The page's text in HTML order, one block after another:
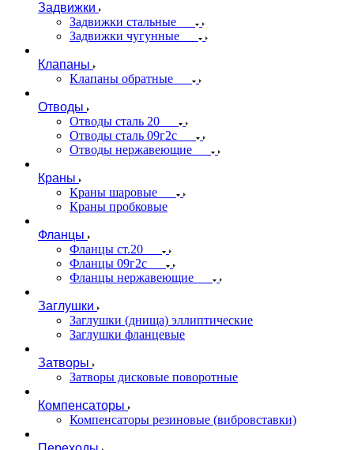
Задвижки
Задвижки стальные
Задвижки чугунные
Клапаны
Клапаны обратные
Отводы
Отводы сталь 20
Отводы сталь 09г2с
Отводы нержавеющие
Краны
Краны шаровые
Краны пробковые
Фланцы
Фланцы ст.20
Фланцы 09г2с
Фланцы нержавеющие
Заглушки
Заглушки (днища) эллиптические
Заглушки фланцевые
Затворы
Затворы дисковые поворотные
Компенсаторы
Компенсаторы резиновые (вибровставки)